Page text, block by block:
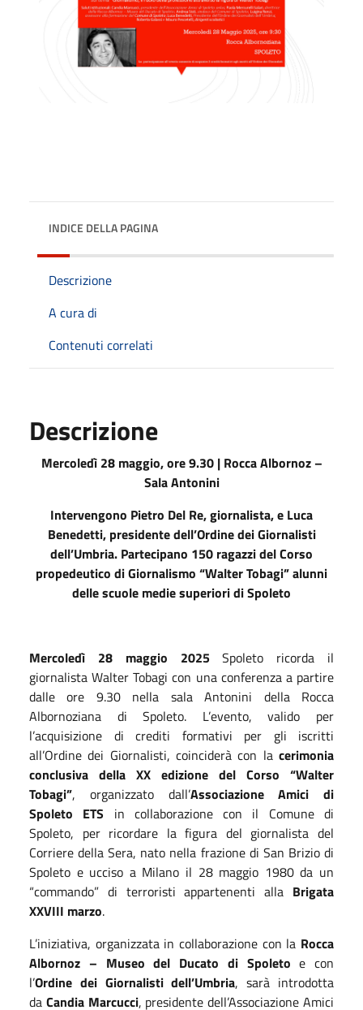
INDICE DELLA PAGINA
Descrizione
A cura di
Contenuti correlati
Descrizione
Mercoledì 28 maggio, ore 9.30 | Rocca Albornoz –
Sala Antonini
Intervengono Pietro Del Re, giornalista, e Luca
Benedetti, presidente dell’Ordine dei Giornalisti
dell’Umbria. Partecipano 150 ragazzi del Corso
propedeutico di Giornalismo “Walter Tobagi” alunni
delle scuole medie superiori di Spoleto
Mercoledì 28 maggio 2025Spoleto ricorda il
giornalista Walter Tobagi con una conferenza a partire
dalle ore 9.30 nella sala Antonini della Rocca
Albornoziana di Spoleto. L’evento, valido per
l’acquisizione di crediti formativi per gli iscritti
all’Ordine dei Giornalisti, coinciderà con lacerimonia
conclusiva della XX edizione del Corso “Walter
Tobagi”, organizzato dall’Associazione Amici di
Spoleto ETS in collaborazione con il Comune di
Spoleto, per ricordare la figura del giornalista del
Corriere della Sera, nato nella frazione di San Brizio di
Spoleto e ucciso a Milano il 28 maggio 1980 da un
“commando” di terroristi appartenenti alla Brigata
XXVIII marzo.
L’iniziativa, organizzata in collaborazione con la Rocca
Albornoz – Museo del Ducato di Spoleto e con
l’Ordine dei Giornalisti dell’Umbria, sarà introdotta
da Candia Marcucci, presidente dell’Associazione Amici